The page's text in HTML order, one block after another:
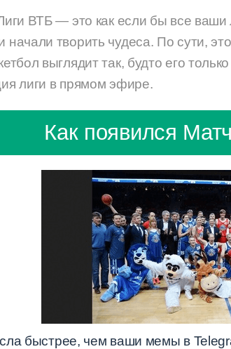
ВТБ — это как если бы все
творить чудеса. По сути,
выглядит так, будто его
лиги в прямом эфире.
Как появился
быстрее, чем ваши мемы в